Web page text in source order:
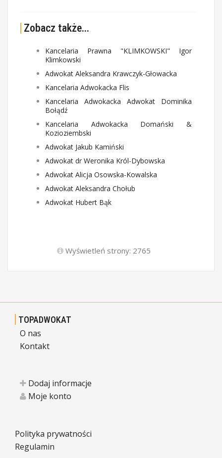
Zobacz także...
Kancelaria Prawna "KLIMKOWSKI" Igor
Klimkowski
Adwokat Aleksandra Krawczyk-Głowacka
Kancelaria Adwokacka Flis
Kancelaria Adwokacka Adwokat Dominika
Bołądź
Kancelaria Adwokacka Domański &
Kozioziembski
Adwokat Jakub Kamiński
Adwokat dr Weronika Król-Dybowska
Adwokat Alicja Osowska-Kowalska
Adwokat Aleksandra Chołub
Adwokat Hubert Bąk
Wyświetleń strony: 2765
TOPADWOKAT
O nas
Kontakt
Dodaj informacje
Moje konto
Polityka prywatności
Regulamin